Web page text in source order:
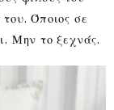
Όποιος σε
Μην το ξεχνάς.